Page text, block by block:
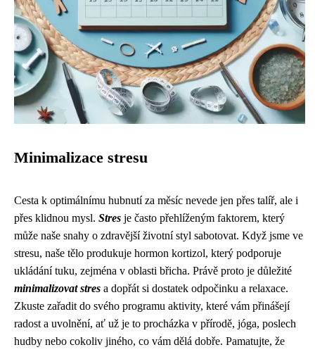
Minimalizace stresu
Cesta k optimálnímu hubnutí za měsíc nevede jen přes talíř, ale i
přes klidnou mysl. Stres je často přehlíženým faktorem, který
může naše snahy o zdravější životní styl sabotovat. Když jsme ve
stresu, naše tělo produkuje hormon kortizol, který podporuje
ukládání tuku, zejména v oblasti břicha. Právě proto je důležité
minimalizovat stres a dopřát si dostatek odpočinku a relaxace.
Zkuste zařadit do svého programu aktivity, které vám přinášejí
radost a uvolnění, ať už je to procházka v přírodě, jóga, poslech
hudby nebo cokoliv jiného, co vám dělá dobře. Pamatujte, že